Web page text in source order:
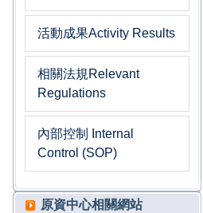
活動成果Activity Results
相關法規Relevant
Regulations
內部控制 Internal
Control (SOP)
原資中心相關網站